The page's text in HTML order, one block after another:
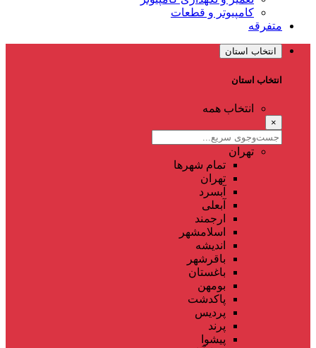
کامپیوتر و قطعات
متفرقه
انتخاب استان
انتخاب استان
انتخاب همه
×
تهران
تمام شهر‌ها
تهران
آبسرد
آبعلی
ارجمند
اسلامشهر
اندیشه
باقرشهر
باغستان
بومهن
پاکدشت
پردیس
پرند
پیشوا